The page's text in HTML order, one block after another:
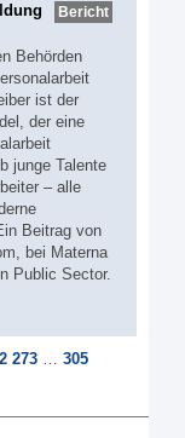
Bericht
Behörden
ist der
der eine
junge Talente
– alle
Beitrag von
bei Materna
Public Sector.
273
305